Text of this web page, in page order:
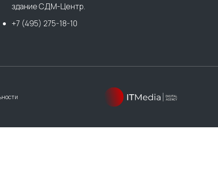
здание СДМ-Центр.
+7 (495) 275-18-10